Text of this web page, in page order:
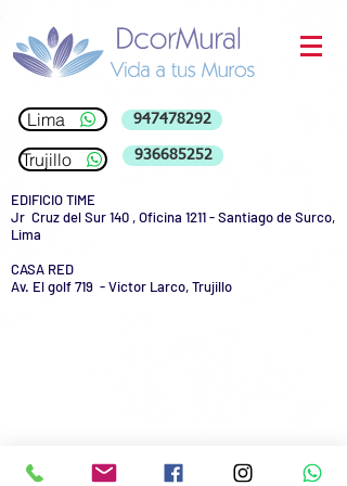
Lima 947478292
Trujillo 936685252
EDIFICIO TIME
Jr Cruz del Sur 140 , Oficina 1211 - Santiago de Surco,
Lima
CASA RED
Av. El golf 719 - Victor Larco, Trujillo